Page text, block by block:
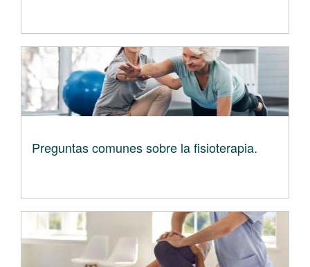
Preguntas comunes sobre la fisioterapia.